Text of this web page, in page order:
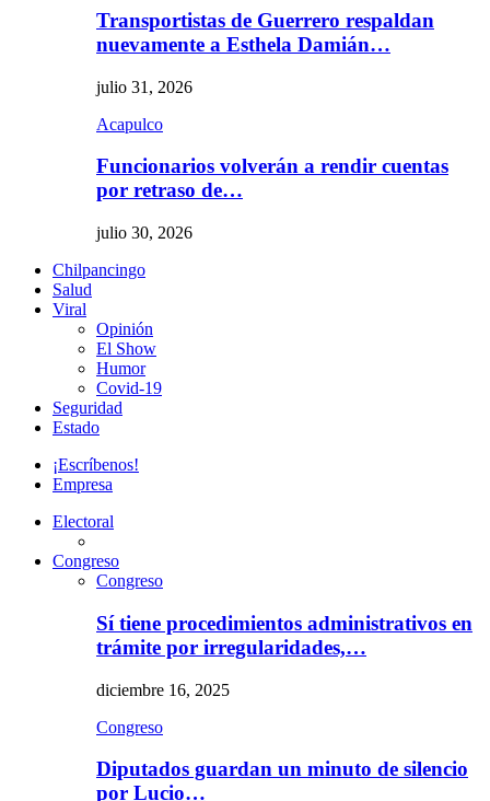
Transportistas de Guerrero respaldan
nuevamente a Esthela Damián…
julio 31, 2026
Acapulco
Funcionarios volverán a rendir cuentas
por retraso de…
julio 30, 2026
Chilpancingo
Salud
Viral
Opinión
El Show
Humor
Covid-19
Seguridad
Estado
¡Escríbenos!
Empresa
Electoral
Congreso
Congreso
Sí tiene procedimientos administrativos en
trámite por irregularidades,…
diciembre 16, 2025
Congreso
Diputados guardan un minuto de silencio
por Lucio…